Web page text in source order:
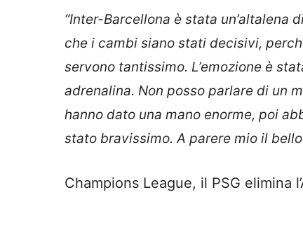
“Inter-Barcellona è stata un’altalena
che i cambi siano stati decisivi,
servono tantissimo. L’emozione è
adrenalina. Non posso parlare di un
hanno dato una mano enorme, poi
stato bravissimo. A parere mio il
Champions League, il PSG elimina